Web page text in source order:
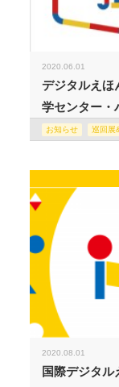
2020.06.01
デジタルえほ
学センター・
お知らせ 巡回展
2020.08.01
国際デジタ